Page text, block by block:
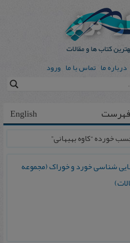
درباره ما تماس با ما ورود
English فهرست
خورده “کاوه بهبهانی”
شناسی خورد و خوراک (مجموعه